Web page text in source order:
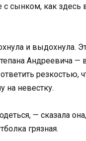
с сынком, как здесь
и выдохнула.
Андреевича —
ответить резкостью,
на невестку.
— сказала
грязная.